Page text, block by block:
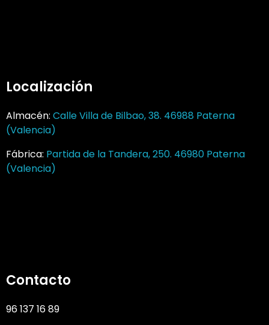
Localización
Almacén: Calle Villa de Bilbao, 38. 46988 Paterna
(Valencia)
Fábrica: Partida de la Tandera, 250. 46980 Paterna
(Valencia)
Contacto
96 137 16 89